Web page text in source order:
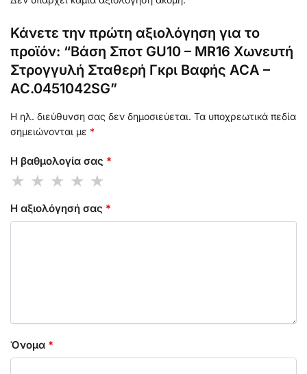
Κάνετε την πρώτη αξιολόγηση για το
προϊόν: “Βάση Σποτ GU10 – MR16 Χωνευτή
Στρογγυλή Σταθερή Γκρι Βαφής ACA –
AC.0451042SG”
Η ηλ. διεύθυνση σας δεν δημοσιεύεται. Τα υποχρεωτικά πεδία
σημειώνονται με *
Η βαθμολογία σας *
Η αξιολόγησή σας *
Όνομα *